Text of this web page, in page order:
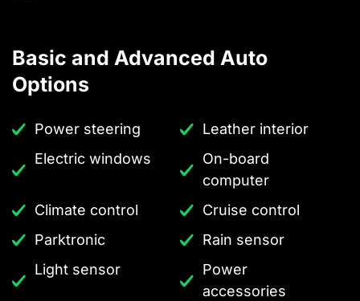
Basic and Advanced Auto
Options
Power steering
Leather interior
Electric windows
On-board
computer
Climate control
Cruise control
Parktronic
Rain sensor
Light sensor
Power
accessories